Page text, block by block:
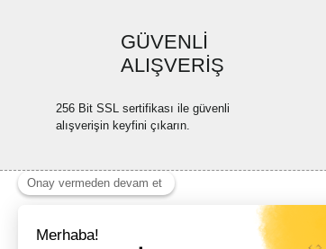
GÜVENLİ
ALIŞVERİŞ
256 Bit SSL sertifikası ile güvenli
alışverişin keyfini çıkarın.